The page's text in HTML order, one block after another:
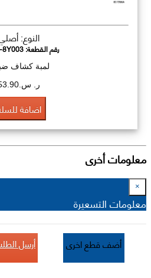
النوع:
رقم القطعة:
لمبة كشاف
ر. س.53.90
اضافة
معلومات أخرى
×
معلومات التسعيرة
أضف قطع اخرى أرسل